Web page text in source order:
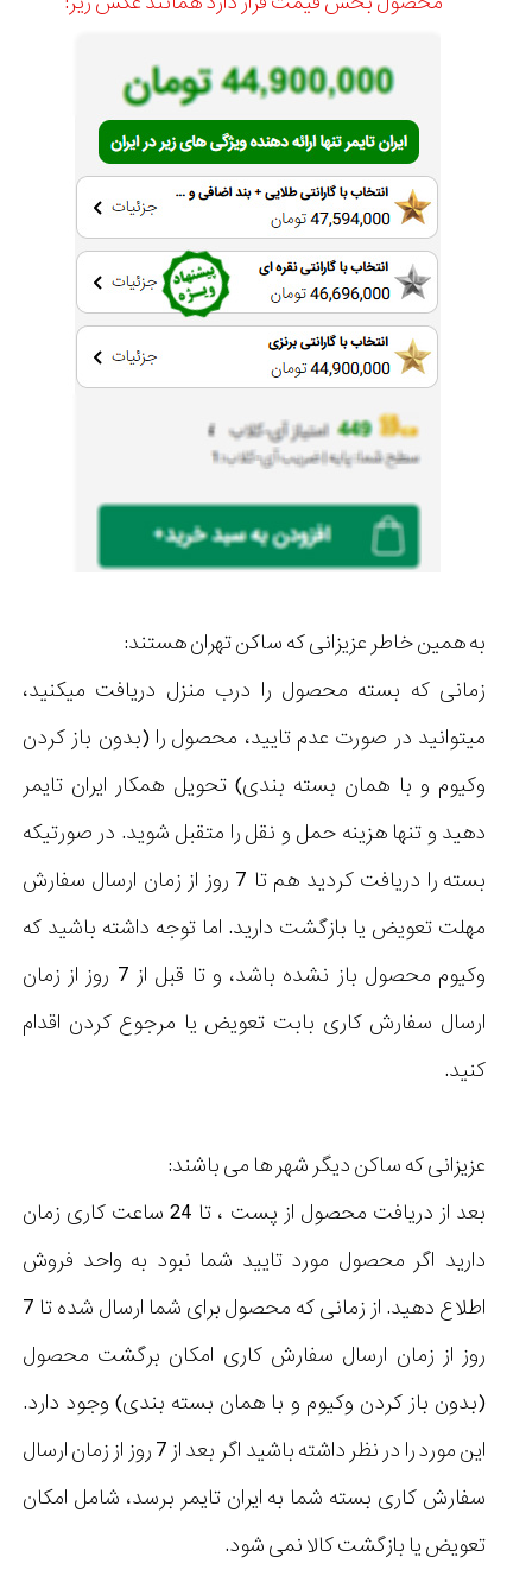
به همین خاطر عزیزانی که ساکن تهران هستند:
زمانی که بسته محصول را درب منزل دریافت میکنید،
میتوانید در صورت عدم تایید، محصول را (بدون باز کردن
وکیوم و با همان بسته بندی) تحویل همکار ایران تایمر
دهید و تنها هزینه حمل و نقل را متقبل شوید. در صورتیکه
بسته را دریافت کردید هم تا 7 روز از زمان ارسال سفارش
مهلت تعویض یا بازگشت دارید. اما توجه داشته باشید که
وکیوم محصول باز نشده باشد، و تا قبل از 7 روز از زمان
ارسال سفارش کاری بابت تعویض یا مرجوع کردن اقدام
کنید.
عزیزانی که ساکن دیگر شهر ها می باشند:
بعد از دریافت محصول از پست ، تا 24 ساعت کاری زمان
دارید اگر محصول مورد تایید شما نبود به واحد فروش
اطلاع دهید. از زمانی که محصول برای شما ارسال شده تا 7
روز از زمان ارسال سفارش کاری امکان برگشت محصول
(بدون باز کردن وکیوم و با همان بسته بندی) وجود دارد.
این مورد را در نظر داشته باشید اگر بعد از 7 روز از زمان ارسال
سفارش کاری بسته شما به ایران تایمر برسد، شامل امکان
تعویض یا بازگشت کالا نمی شود.